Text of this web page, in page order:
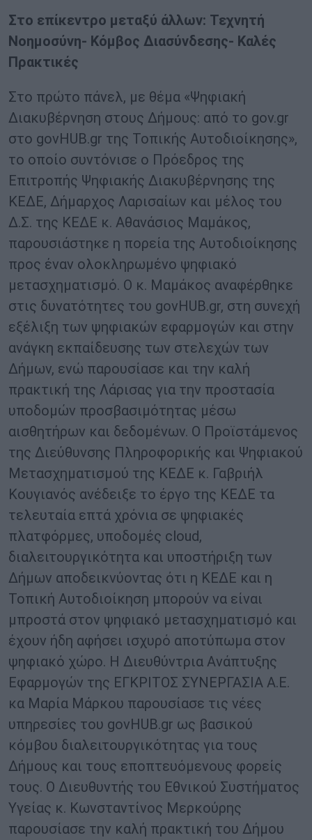
Στο επίκεντρο μεταξύ άλλων: Τεχνητή
Νοημοσύνη- Κόμβος Διασύνδεσης- Καλές
Πρακτικές
Στο πρώτο πάνελ, με θέμα «Ψηφιακή
Διακυβέρνηση στους Δήμους: από το gov.gr
στο govHUB.gr της Τοπικής Αυτοδιοίκησης»,
το οποίο συντόνισε ο Πρόεδρος της
Επιτροπής Ψηφιακής Διακυβέρνησης της
ΚΕΔΕ, Δήμαρχος Λαρισαίων και μέλος του
Δ.Σ. της ΚΕΔΕ κ. Αθανάσιος Μαμάκος,
παρουσιάστηκε η πορεία της Αυτοδιοίκησης
προς έναν ολοκληρωμένο ψηφιακό
μετασχηματισμό. Ο κ. Μαμάκος αναφέρθηκε
στις δυνατότητες του govHUB.gr, στη συνεχή
εξέλιξη των ψηφιακών εφαρμογών και στην
ανάγκη εκπαίδευσης των στελεχών των
Δήμων, ενώ παρουσίασε και την καλή
πρακτική της Λάρισας για την προστασία
υποδομών προσβασιμότητας μέσω
αισθητήρων και δεδομένων. Ο Προϊστάμενος
της Διεύθυνσης Πληροφορικής και Ψηφιακού
Μετασχηματισμού της ΚΕΔΕ κ. Γαβριήλ
Κουγιανός ανέδειξε το έργο της ΚΕΔΕ τα
τελευταία επτά χρόνια σε ψηφιακές
πλατφόρμες, υποδομές cloud,
διαλειτουργικότητα και υποστήριξη των
Δήμων αποδεικνύοντας ότι η ΚΕΔΕ και η
Τοπική Αυτοδιοίκηση μπορούν να είναι
μπροστά στον ψηφιακό μετασχηματισμό και
έχουν ήδη αφήσει ισχυρό αποτύπωμα στον
ψηφιακό χώρο. Η Διευθύντρια Ανάπτυξης
Εφαρμογών της ΕΓΚΡΙΤΟΣ ΣΥΝΕΡΓΑΣΙΑ Α.Ε.
κα Μαρία Μάρκου παρουσίασε τις νέες
υπηρεσίες του govHUB.gr ως βασικού
κόμβου διαλειτουργικότητας για τους
Δήμους και τους εποπτευόμενους φορείς
τους. Ο Διευθυντής του Εθνικού Συστήματος
Υγείας κ. Κωνσταντίνος Μερκούρης
παρουσίασε την καλή πρακτική του Δήμου